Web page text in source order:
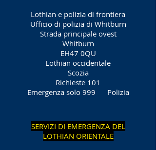
Lothian e polizia di frontiera
Ufficio di polizia di Whitburn
Strada principale ovest
Whitburn
EH47 0QU
Lothian occidentale
Scozia
Richieste 101
Emergenza solo 999
Polizia
SERVIZI DI EMERGENZA DEL
LOTHIAN ORIENTALE